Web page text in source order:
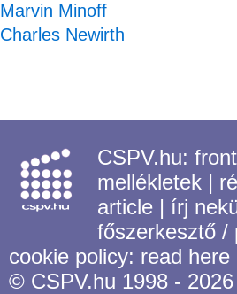
Marvin Minoff
Charles Newirth
CSPV.hu:
mellékletek |
article | írj
főszerkesztő
cookie policy: read here
© CSPV.hu 1998 - 2026